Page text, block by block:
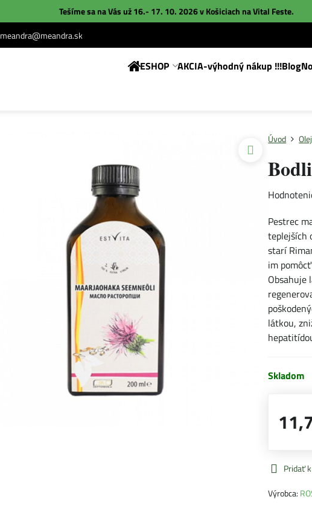
Tešíme sa na Vás už 16.- 17. 10. 2026 v Košiciach naVital Feste.
meandra@meandra.sk
ESHOP AKCIA-výhodný nákup !!!Blog
Úvod
Pestrec
teplejších
starí
im
Obsahuje
látkou,
Skladom
Pridať
Výrobca: